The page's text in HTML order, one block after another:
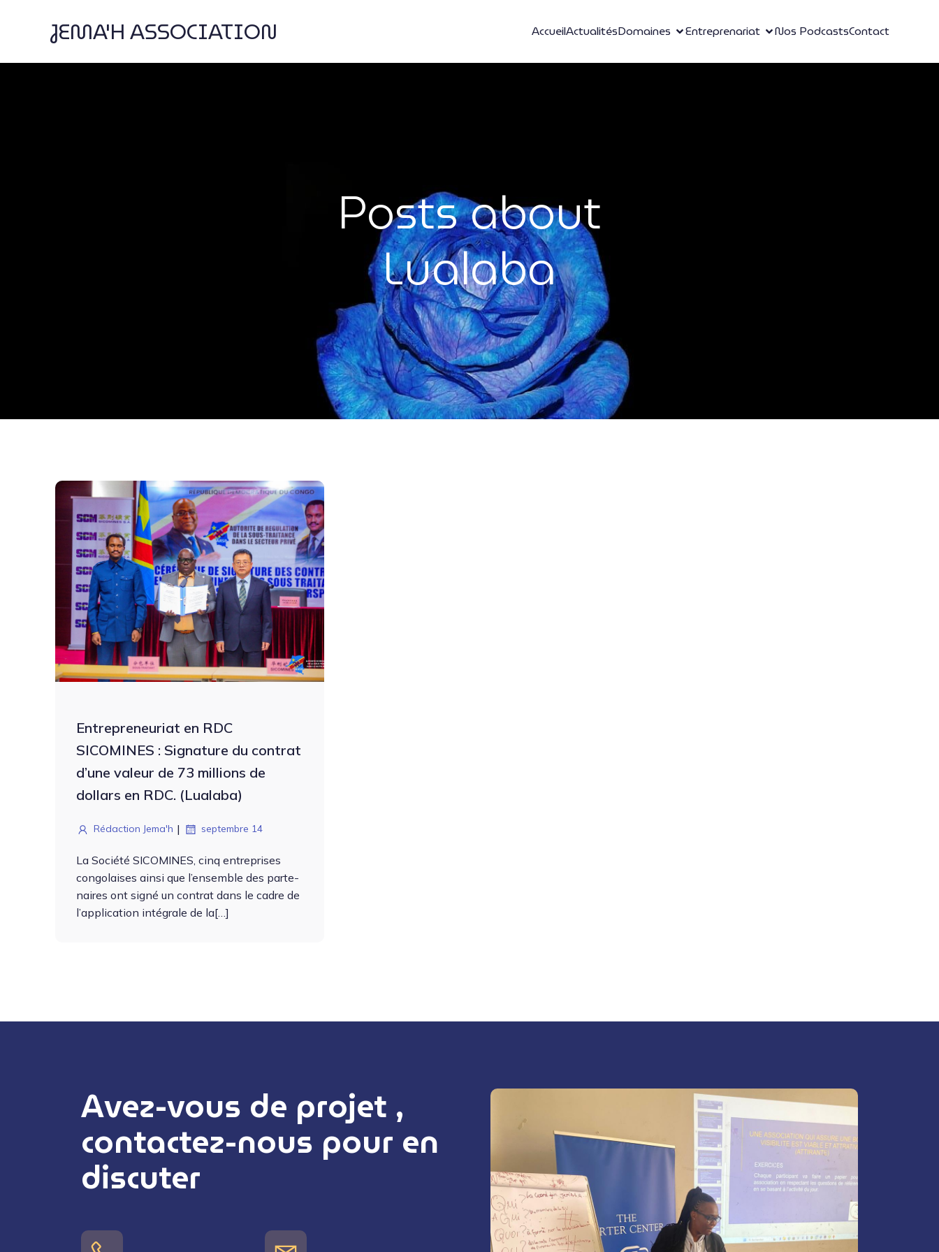
JEMA'H ASSOCIATION AccueilActualitésDomaines Entreprenariat Nos PodcastsContact
Posts about
Lualaba
Entrepreneuriat en RDC
SICOMINES : Signature du contrat
d’une valeur de 73 millions de
dollars en RDC. (Lualaba)
Rédaction Jema'h | septembre 14
La Société SICOMINES, cinq entre­pris­es
con­go­lais­es ain­si que l’ensem­ble des parte­
naires ont signé un con­trat dans le cadre de
l’application inté­grale de la[…]
Avez-vous de projet ,
contactez-nous pour en
discuter